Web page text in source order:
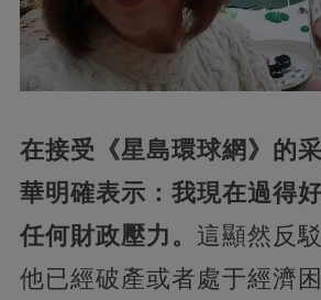
在接受《星島環球網》的
華明確表示：我現在過得
任何財政壓力。 這顯然反
他已經破產或者處于經濟困